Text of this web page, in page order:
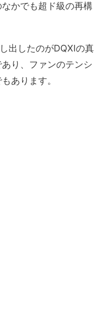
かでも超ド級の再構
出したのがDQXIの真
り、ファンのテンシ
あります。